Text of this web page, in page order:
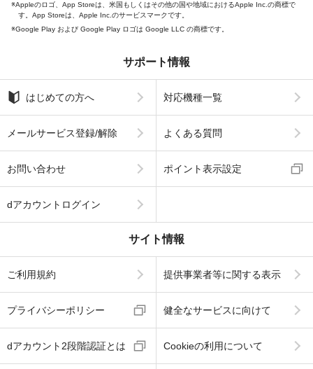
Appleのロゴ、App Storeは、米国もしくはその他の国や地域におけるApple Inc.の商標で
す。App Storeは、Apple Inc.のサービスマークです。
Google Play および Google Play ロゴは Google LLC の商標です。
サポート情報
はじめての方へ 対応機種一覧
メールサービス登録/解除 よくある質問
お問い合わせ ポイント表示設定
dアカウントログイン
サイト情報
ご利用規約 提供事業者等に関する表示
プライバシーポリシー 健全なサービスに向けて
dアカウント2段階認証とは Cookieの利用について